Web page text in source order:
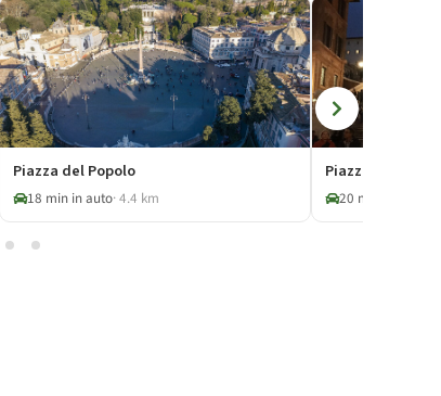
Piazza del Popolo
18 min in auto· 4.4 km
Piazza di
20 min in auto